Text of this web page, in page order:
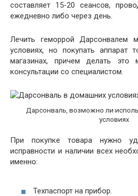
составляет 15-20 сеансов,
ежедневно либо через день.
Лечить геморрой
условиях, но покупать аппарат
магазинах, причем делать это
консультации со специалистом.
Дарсонваль, возможно ли
условиях
При покупке товара нужно
исправности и наличии всех
именно:
Техпаспорт на прибор.